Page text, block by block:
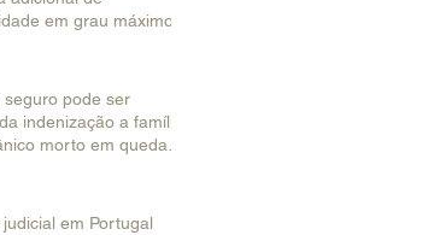
em grau máximo
seguro pode ser
indenização a família
morto em queda
judicial em Portugal